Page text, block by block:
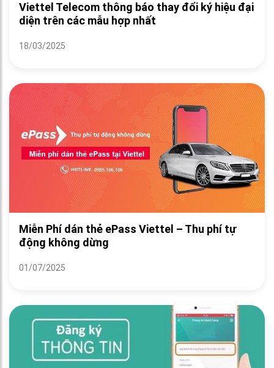
Viettel Telecom thông báo thay đổi ký hiệu đại
diện trên các mẫu hợp nhất
18/03/2025
Miễn Phí dán thẻ ePass Viettel – Thu phí tự
động không dừng
01/07/2025